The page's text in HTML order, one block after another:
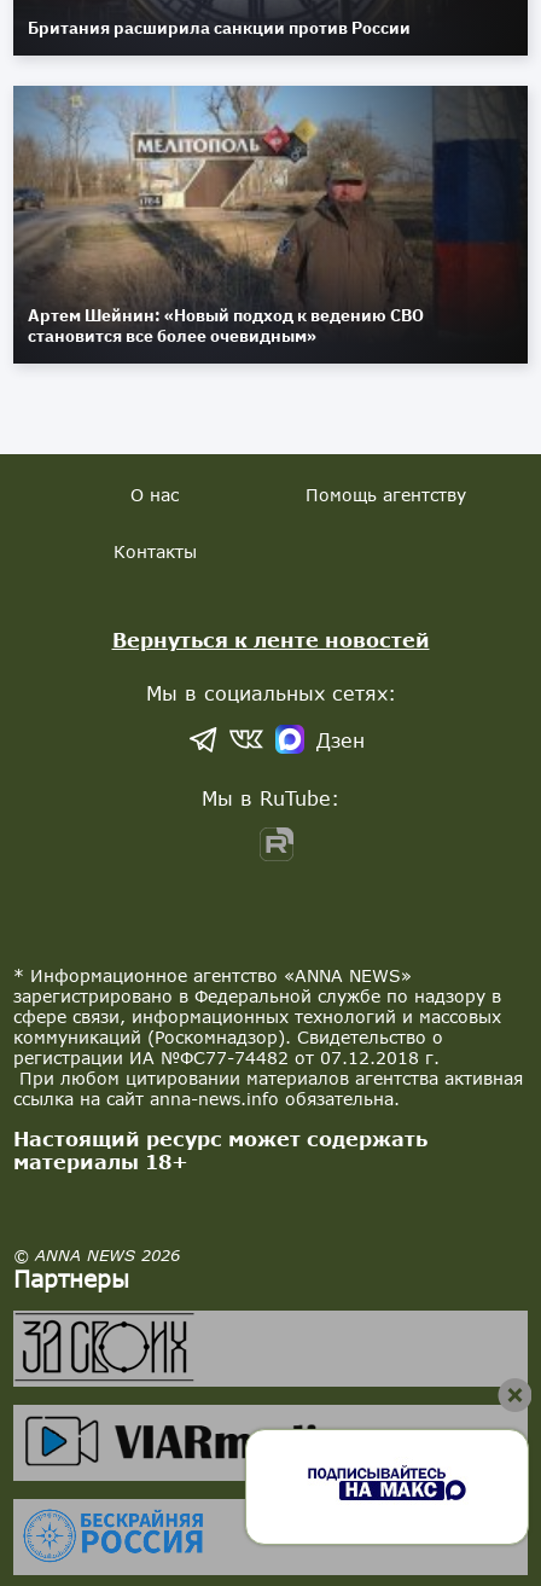
Британия расширила санкции против России
Артем Шейнин: «Новый подход к ведению СВО
становится все более очевидным»
* Информационное агентство «ANNA NEWS»
зарегистрировано в Федеральной службе по надзору в
сфере связи, информационных технологий и массовых
коммуникаций (Роскомнадзор). Свидетельство о
регистрации ИА №ФС77-74482 от 07.12.2018 г.
При любом цитировании материалов агентства активная
ссылка на сайт anna-news.info обязательна.
Настоящий ресурс может содержать
материалы 18+
© ANNA NEWS 2026
Партнеры
О нас Помощь агентству
Контакты
Вернуться к ленте новостей
Мы в социальных сетях:
Дзен
Мы в RuTube: